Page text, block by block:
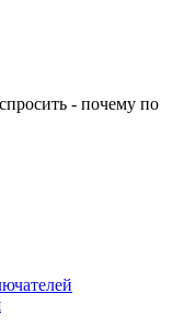
- почему по